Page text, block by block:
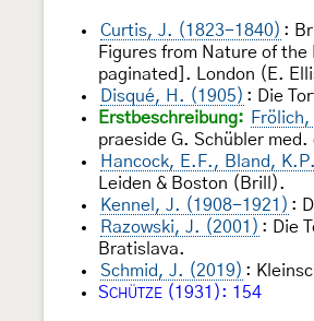
Curtis, J. (1823-1840) :
Figures from Nature of
paginated]. London (E.
Disqué, H. (1905) : Die
Erstbeschreibung:
praeside G. Schübler
Hancock, E.F., Bland,
Leiden & Boston (Brill).
Kennel, J. (1908-1921) :
Razowski, J. (2001) : Die
Bratislava.
Schmid, J. (2019) :
SCHÜTZE (1931): 154